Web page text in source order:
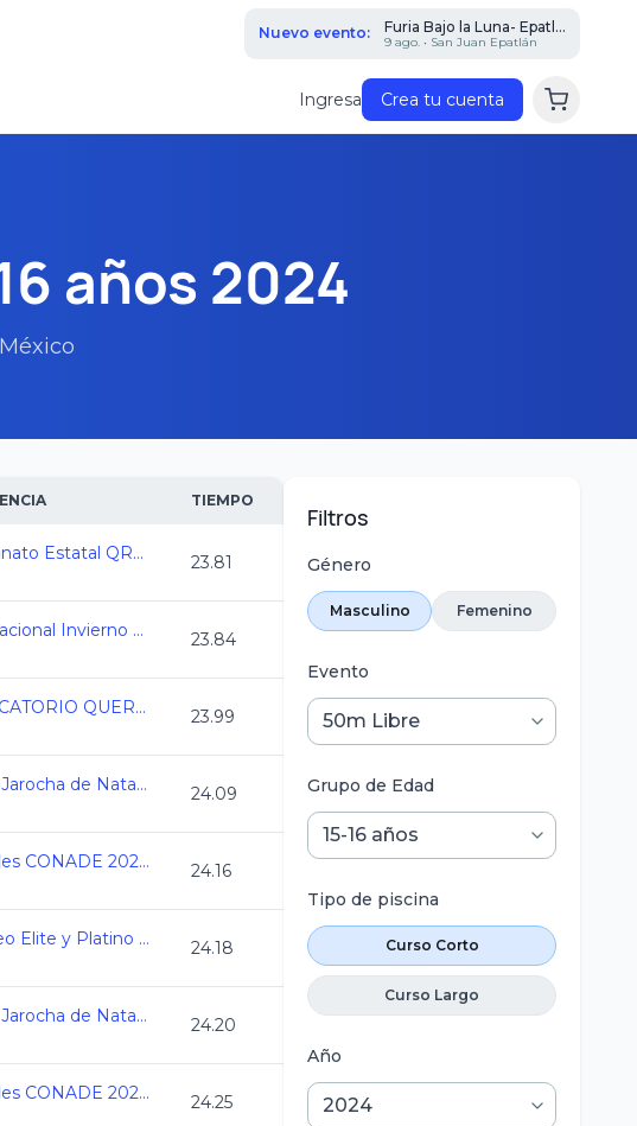
Nuevo evento: Furia Bajo la Luna- Epatl...
9 ago. • San Juan Epatlán
Ingresa Crea tu cuenta
años 2024
TIEMPO
Campeonato Estatal QRO CC 2024 23.81
Camp Nacional Invierno Morelia CC2024 23.84
CLASIFICATORIO QUERETARO 204 23.99
7a Copa Jarocha de Natacion CC 2024 24.09
Nacionales CONADE 2024 - Natacion 24.16
1er Torneo Elite y Platino CC 2024 24.18
7a Copa Jarocha de Natacion CC 2024 24.20
Nacionales CONADE 2024 - Natacion 24.25
Filtros
Género
Masculino Femenino
Evento
Grupo de Edad
Tipo de piscina
Curso Corto
Curso Largo
Año